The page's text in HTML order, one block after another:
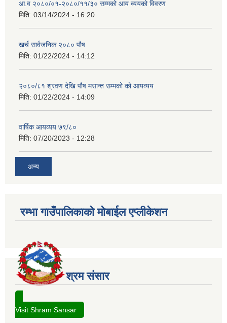
आ.व २०८०/०१-२०८०/११/३० सम्मको आय व्ययको विवरण
मिति: 03/14/2024 - 16:20
खर्च सार्वजनिक २०८० पौष
मिति: 01/22/2024 - 14:12
२०८०/८१ श्रवण देखि पौष मसान्त सम्मको को आयव्यय
मिति: 01/22/2024 - 14:09
वार्षिक आयव्यय ७९/८०
मिति: 07/20/2023 - 12:28
अन्य
रम्भा गाउँपालिकाको मोबाईल एप्लीकेशन
श्रम संसार
Visit Shram Sansar